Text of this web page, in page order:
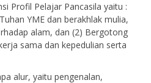
Profil Pelajar Pancasila yaitu :
YME dan berakhlak mulia,
alam, dan (2) Bergotong
sama dan kepedulian serta
alur, yaitu pengenalan,